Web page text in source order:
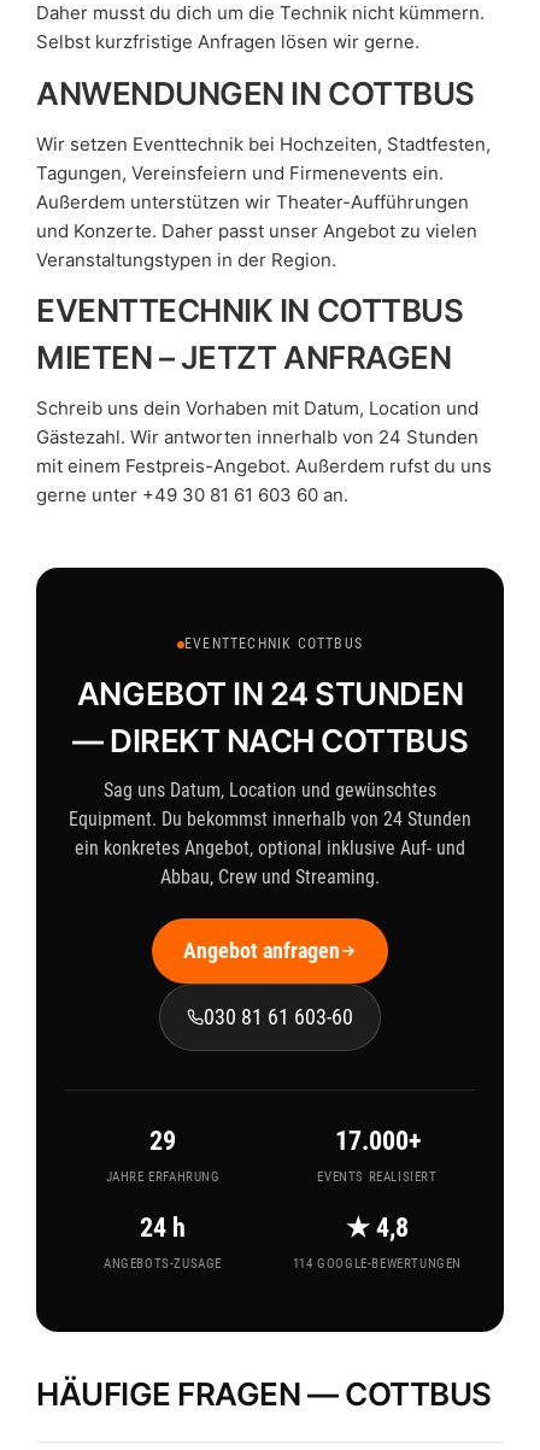
Daher musst du dich um die Technik nicht kümmern.
Selbst kurzfristige Anfragen lösen wir gerne.
ANWENDUNGEN IN COTTBUS
Wir setzen Eventtechnik bei Hochzeiten, Stadtfesten,
Tagungen, Vereinsfeiern und Firmenevents ein.
Außerdem unterstützen wir Theater-Aufführungen
und Konzerte. Daher passt unser Angebot zu vielen
Veranstaltungstypen in der Region.
EVENTTECHNIK IN COTTBUS
MIETEN – JETZT ANFRAGEN
Schreib uns dein Vorhaben mit Datum, Location und
Gästezahl. Wir antworten innerhalb von 24 Stunden
mit einem Festpreis-Angebot. Außerdem rufst du uns
gerne unter +49 30 81 61 603 60 an.
EVENTTECHNIK COTTBUS
ANGEBOT IN 24 STUNDEN
— DIREKT NACH COTTBUS
Sag uns Datum, Location und gewünschtes
Equipment. Du bekommst innerhalb von 24 Stunden
ein konkretes Angebot, optional inklusive Auf- und
Abbau, Crew und Streaming.
Angebot anfragen
030 81 61 603-60
29
JAHRE ERFAHRUNG
17.000+
EVENTS REALISIERT
24 h
ANGEBOTS-ZUSAGE
★ 4,8
114 GOOGLE-BEWERTUNGEN
HÄUFIGE FRAGEN — COTTBUS